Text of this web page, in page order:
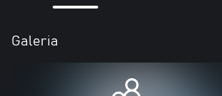
Galeria